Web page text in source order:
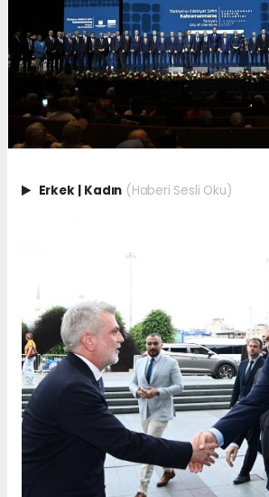
Erkek Kadın (Haberi Sesli Oku)